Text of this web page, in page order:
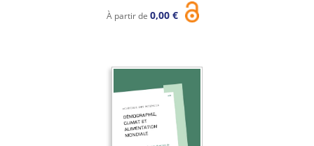
À partir de 0,00 €